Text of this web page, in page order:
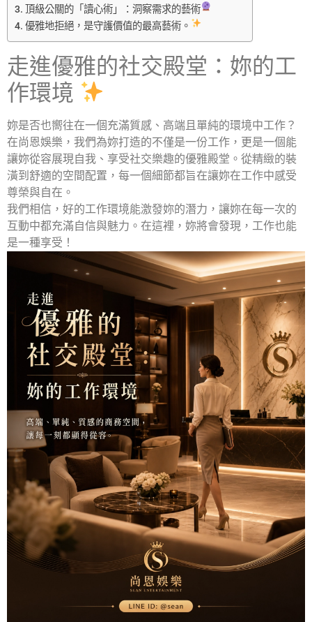
頂級公關的「讀心術」：洞察需求的藝術
優雅地拒絕，是守護價值的最高藝術。
走進優雅的社交殿堂：妳的工
作環境
妳是否也嚮往在一個充滿質感、高端且單純的環境中工作？
在尚恩娛樂，我們為妳打造的不僅是一份工作，更是一個能
讓妳從容展現自我、享受社交樂趣的優雅殿堂。從精緻的裝
潢到舒適的空間配置，每一個細節都旨在讓妳在工作中感受
尊榮與自在。
我們相信，好的工作環境能激發妳的潛力，讓妳在每一次的
互動中都充滿自信與魅力。在這裡，妳將會發現，工作也能
是一種享受！